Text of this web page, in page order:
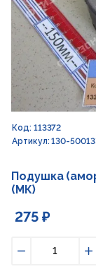
Код: 113372
Артикул: 130-
Подушка
(МК)
275 ₽